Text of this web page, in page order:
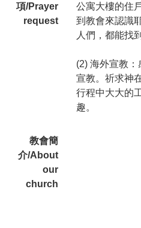
項/Prayer
request
公寓大樓的住
到教會來認識
人們，都能找
(2) 海外宣教
宣教。祈求神
行程中大大的
趣。
教會簡
介/About
our
church